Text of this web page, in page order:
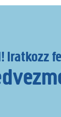
Iratkozz